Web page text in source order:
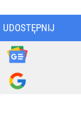
UDOSTĘPNIJ